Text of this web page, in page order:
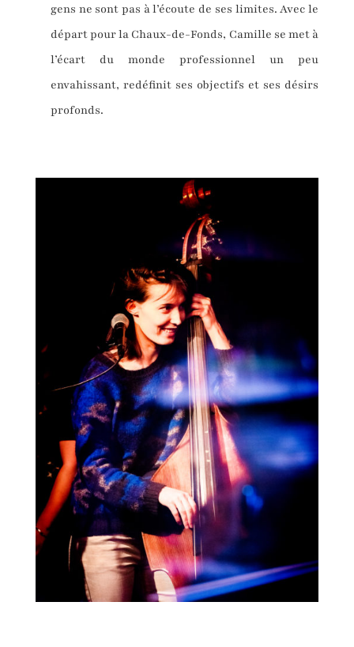
gens ne sont pas à l’écoute de ses limites. Avec le
départ pour la Chaux-de-Fonds, Camille se met à
l’écart du monde professionnel un peu
envahissant, redéfinit ses objectifs et ses désirs
profonds.